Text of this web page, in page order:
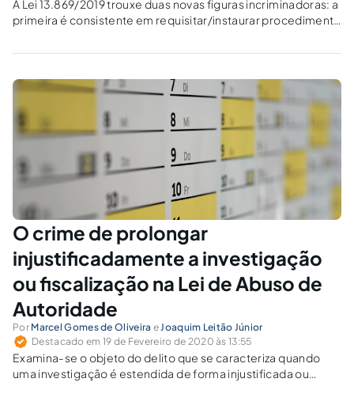
A Lei 13.869/2019 trouxe duas novas figuras incriminadoras: a
primeira é consistente em requisitar/instaurar procedimento
indício, e a segunda, consistente em dar início à persecução
O crime de prolongar
injustificadamente a investigação
ou fiscalização na Lei de Abuso de
Autoridade
Por Marcel Gomes de Oliveira eJoaquim Leitão Júnior
Destacado em 19 de Fevereiro de 2020 às 13:55
Examina-se o objeto do delito que se caracteriza quando
uma investigação é estendida de forma injustificada ou